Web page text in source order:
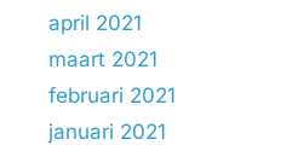
april 2021
maart 2021
februari 2021
januari 2021